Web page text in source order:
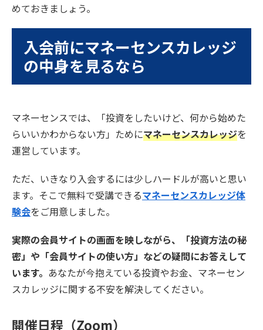
めておきましょう。
入会前にマネーセンスカレッジ
の中身を見るなら
マネーセンスでは、「投資をしたいけど、何から始めた
らいいかわからない方」ためにマネーセンスカレッジを
運営しています。
ただ、いきなり入会するには少しハードルが高いと思い
ます。そこで無料で受講できるマネーセンスカレッジ体
験会をご用意しました。
実際の会員サイトの画面を映しながら、「投資方法の秘
密」や「会員サイトの使い方」などの疑問にお答えして
います。 あなたが今抱えている投資やお金、マネーセン
スカレッジに関する不安を解決してください。
開催日程（Zoom）